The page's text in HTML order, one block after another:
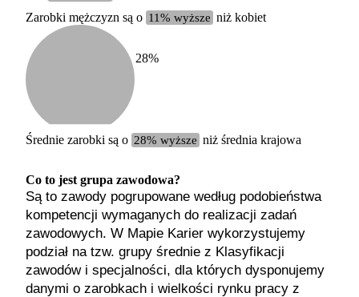
średnie
Zarobki mężczyzn są o 11% wyższe niż kobiet
28%
Średnie zarobki są o 28% wyższe niż średnia krajowa
Co to jest grupa zawodowa?
Są to zawody pogrupowane według podobieństwa
kompetencji wymaganych do realizacji zadań
zawodowych. W Mapie Karier wykorzystujemy
podział na tzw. grupy średnie z Klasyfikacji
zawodów i specjalności, dla których dysponujemy
danymi o zarobkach i wielkości rynku pracy z